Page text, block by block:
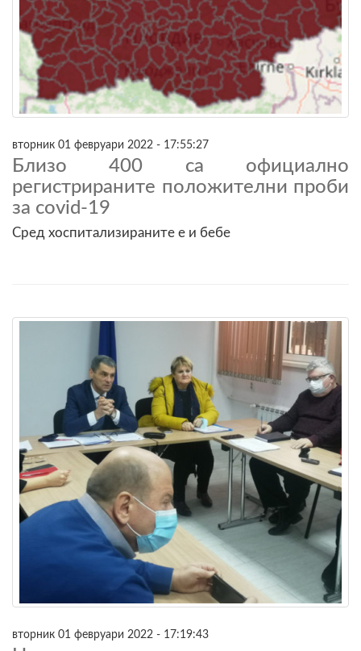
вторник 01 февруари 2022 - 17:55:27
Близо 400 са официално
регистрираните положителни проби
за covid-19
Сред хоспитализираните е и бебе
вторник 01 февруари 2022 - 17:19:43